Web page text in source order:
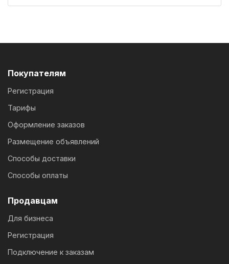
Покупателям
Регистрация
Тарифы
Оформление заказов
Размещение объявлений
Способы доставки
Способы оплаты
Продавцам
Для бизнеса
Регистрация
Подключение к заказам